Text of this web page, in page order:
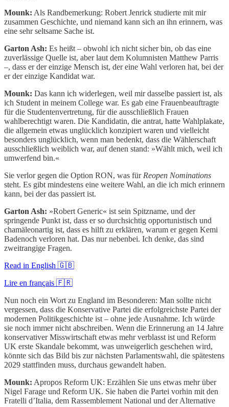
Mounk: Als Randbemerkung: Robert Jenrick studierte mit mir
zusammen Geschichte, und niemand kann sich an ihn erinnern, was
eine sehr seltsame Sache ist.
Garton Ash: Es heißt – obwohl ich nicht sicher bin, ob das eine
zuverlässige Quelle ist, aber laut dem Kolumnisten Matthew Parris
–, dass er der einzige Mensch ist, der eine Wahl verloren hat, bei der
er der einzige Kandidat war.
Mounk: Das kann ich widerlegen, weil mir dasselbe passiert ist, als
ich Student in meinem College war. Es gab eine Frauenbeauftragte
für die Studentenvertretung, für die ausschließlich Frauen
wahlberechtigt waren. Die Kandidatin, die antrat, hatte Wahlplakate,
die allgemein etwas unglücklich konzipiert waren und vielleicht
besonders unglücklich, wenn man bedenkt, dass die Wählerschaft
ausschließlich weiblich war, auf denen stand: »Wählt mich, weil ich
umwerfend bin.«
Sie verlor gegen die Option RON, was für Reopen Nominations
steht. Es gibt mindestens eine weitere Wahl, an die ich mich erinnern
kann, bei der das passiert ist.
Garton Ash: »Robert Generic« ist sein Spitzname, und der
springende Punkt ist, dass er so durchsichtig opportunistisch und
chamäleonartig ist, dass es hilft zu erklären, warum er gegen Kemi
Badenoch verloren hat. Das nur nebenbei. Ich denke, das sind
zweitrangige Fragen.
Read in English 🇬🇧
Lire en français 🇫🇷
Nun noch ein Wort zu England im Besonderen: Man sollte nicht
vergessen, dass die Konservative Partei die erfolgreichste Partei der
modernen Politikgeschichte ist – ohne jede Ausnahme. Ich würde
sie noch immer nicht abschreiben. Wenn die Erinnerung an 14 Jahre
konservativer Misswirtschaft etwas mehr verblasst ist und Reform
UK erste Skandale bekommt, was unweigerlich geschehen wird,
könnte sich das Bild bis zur nächsten Parlamentswahl, die spätestens
2029 stattfinden muss, durchaus gewandelt haben.
Mounk: Apropos Reform UK: Erzählen Sie uns etwas mehr über
Nigel Farage und Reform UK. Sie haben die Partei vorhin mit den
Fratelli d’Italia, dem Rassemblement National und der Alternative